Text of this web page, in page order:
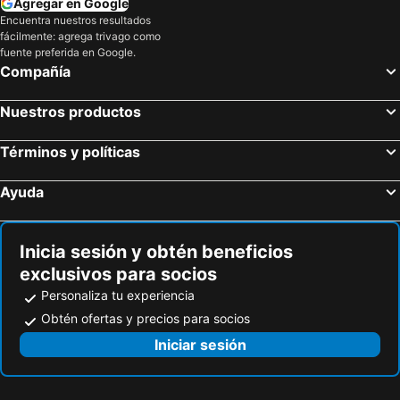
Tuluá, Valle del Cauca Hoteles
Cartagena, Bolívar Hoteles
Santa Marta, Magdalena Hoteles
Medellín, Antioquia Hoteles
Cúcuta, Norte de Santander Hoteles
Encuentra nuestros resultados
fácilmente: agrega trivago como
fuente preferida en Google.
Compañía
Nuestros productos
Términos y políticas
Ayuda
Inicia sesión y obtén beneficios
exclusivos para socios
Personaliza tu experiencia
Obtén ofertas y precios para socios
Iniciar sesión